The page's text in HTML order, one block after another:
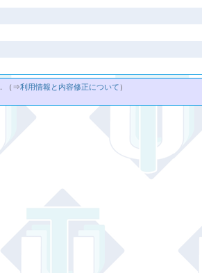
（⇒利用情報と内容修正について ）